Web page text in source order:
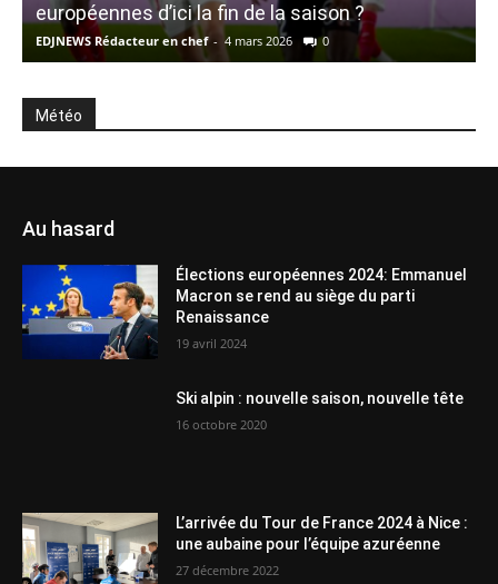
européennes d’ici la fin de la saison ?
EDJNEWS Rédacteur en chef - 4 mars 2026 0
Météo
Au hasard
Élections européennes 2024: Emmanuel
Macron se rend au siège du parti
Renaissance
19 avril 2024
Ski alpin : nouvelle saison, nouvelle tête
16 octobre 2020
L’arrivée du Tour de France 2024 à Nice :
une aubaine pour l’équipe azuréenne
27 décembre 2022